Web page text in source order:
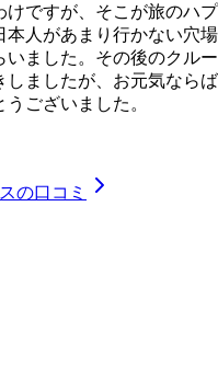
けですが、そこが旅のハプ
本人があまり行かない穴場
ました。その後のクルー
しましたが、お元気ならば
ございました。
の口コミ